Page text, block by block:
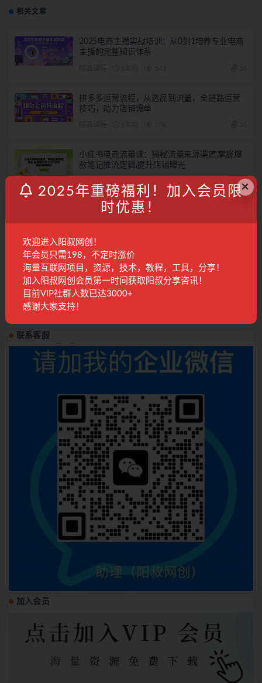
相关文章
2025电商主播实战培训：从0到1培养专业电商
主播的完整知识体系
拼多多运营流程，从选品到流量，全链路运营
技巧，助力店铺爆单
小红书电商流量课：揭秘流量来源渠道,掌握爆
款笔记推流逻辑,提升店铺曝光
28
小红书带货新玩法【9月课程】教你如何打造爆
款笔记，销量倍增（无水印）
电商运营
发表回复
登录...后才能评论
联系客服
加入会员
×
2025年重磅福利！加入会员限
时优惠！
欢迎进入阳叔网创！
年会员只需198，不定时涨价
海量互联网项目，资源，技术，教程，工具，分享！
加入阳叔网创会员第一时间获取阳叔分享咨讯！
目前VIP社群人数已达3000+
感谢大家支持！